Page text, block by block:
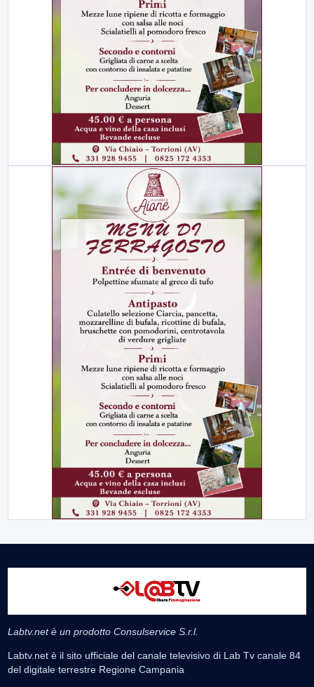
Labtv.net è un prodotto Consulservice S.r.l.
Labtv.net è il sito ufficiale del canale televisivo di Lab Tv canale 84
del digitale terrestre Regione Campania